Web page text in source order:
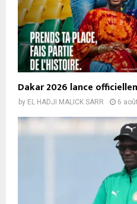
Dakar 2026 lance
by EL HADJI MALICK SARR 6